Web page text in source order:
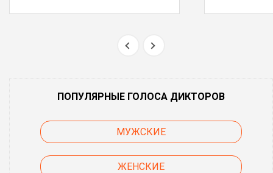
ПОПУЛЯРНЫЕ ГОЛОСА ДИКТОРОВ
МУЖСКИЕ
ЖЕНСКИЕ